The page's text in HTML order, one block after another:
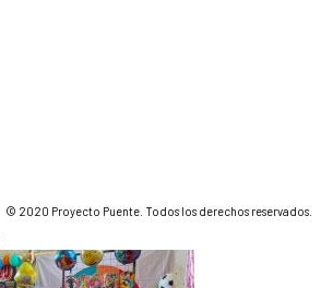
© 2020 Proyecto Puente. Todos los derechos reservados.